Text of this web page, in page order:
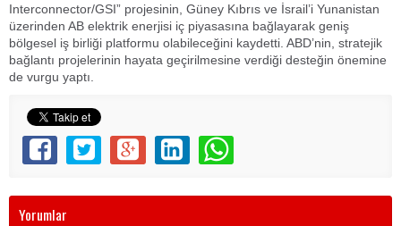
Interconnector/GSI” projesinin, Güney Kıbrıs ve İsrail’i Yunanistan
üzerinden AB elektrik enerjisi iç piyasasına bağlayarak geniş
bölgesel iş birliği platformu olabileceğini kaydetti. ABD’nin, stratejik
bağlantı projelerinin hayata geçirilmesine verdiği desteğin önemine
de vurgu yaptı.
Yorumlar